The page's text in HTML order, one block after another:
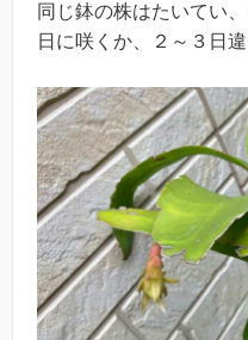
同じ鉢の株はたいてい
日に咲くか、２～３日